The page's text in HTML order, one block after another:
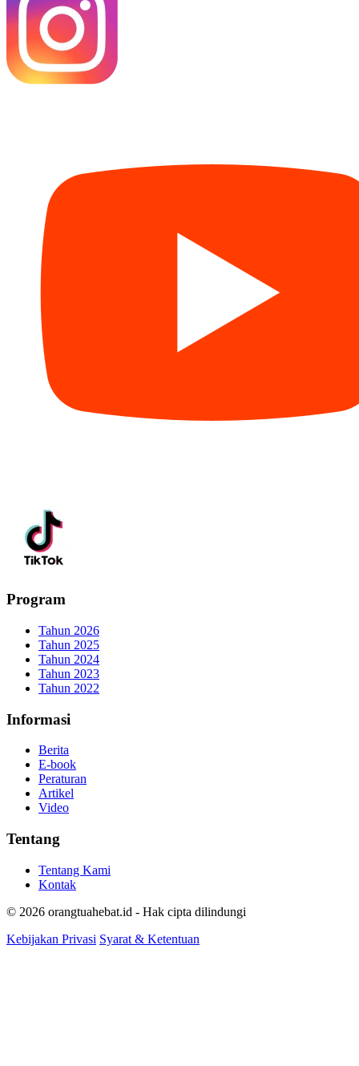
Program
Tahun 2026
Tahun 2025
Tahun 2024
Tahun 2023
Tahun 2022
Informasi
Berita
E-book
Peraturan
Artikel
Video
Tentang
Tentang Kami
Kontak
© 2026 orangtuahebat.id - Hak cipta dilindungi
Kebijakan Privasi Syarat & Ketentuan